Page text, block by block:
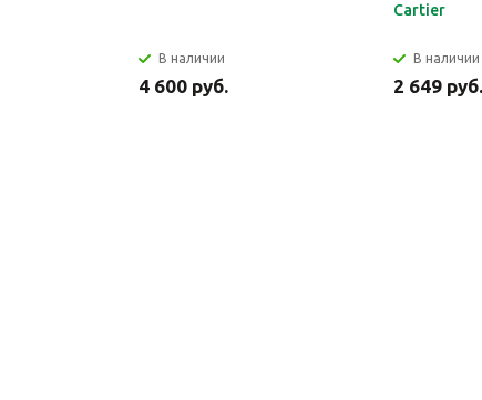
В наличии
4 600 руб.
Cartier
В наличии
2 649 руб.